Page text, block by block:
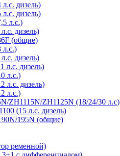
дизель)
дизель)
л.с.)
дизель)
(общие)
л.с.)
дизель)
л.с. дизель)
л.с.)
л.с. дизель)
л.с.)
ZH1115N/ZH1125N (18/24/30 л.с)
(15 л.с. дизель)
195N (общие)
ременной)